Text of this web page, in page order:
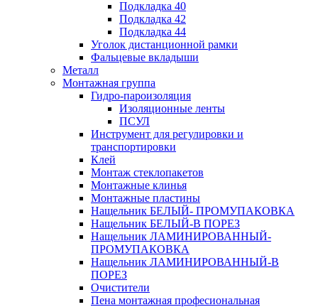
Подкладка 40
Подкладка 42
Подкладка 44
Уголок дистанционной рамки
Фальцевые вкладыши
Металл
Монтажная группа
Гидро-пароизоляция
Изоляционные ленты
ПСУЛ
Инструмент для регулировки и
транспортировки
Клей
Монтаж стеклопакетов
Монтажные клинья
Монтажные пластины
Нащельник БЕЛЫЙ- ПРОМУПАКОВКА
Нащельник БЕЛЫЙ-В ПОРЕЗ
Нащельник ЛАМИНИРОВАННЫЙ-
ПРОМУПАКОВКА
Нащельник ЛАМИНИРОВАННЫЙ-В
ПОРЕЗ
Очистители
Пена монтажная професиональная